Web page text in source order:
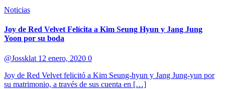
Noticias
Joy de Red Velvet Felícita a Kim Seung Hyun y Jang Jung
Yoon por su boda
@Jossklat 12 enero, 2020 0
Joy de Red Velvet felicitó a Kim Seung-hyun y Jang Jung-yun por
su matrimonio, a través de sus cuenta en […]